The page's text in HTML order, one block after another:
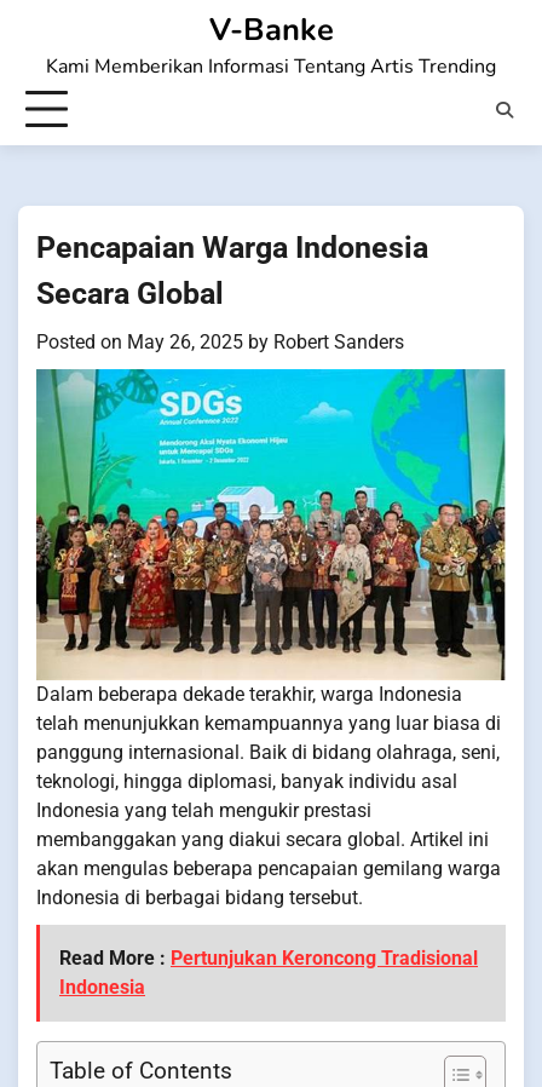
content
V-Banke
Kami Memberikan Informasi Tentang Artis Trending
Pencapaian Warga Indonesia
Secara Global
Posted on May 26, 2025 by Robert Sanders
Dalam beberapa dekade terakhir, warga Indonesia
telah menunjukkan kemampuannya yang luar biasa di
panggung internasional. Baik di bidang olahraga, seni,
teknologi, hingga diplomasi, banyak individu asal
Indonesia yang telah mengukir prestasi
membanggakan yang diakui secara global. Artikel ini
akan mengulas beberapa pencapaian gemilang warga
Indonesia di berbagai bidang tersebut.
Read More : Pertunjukan Keroncong Tradisional
Indonesia
Table of Contents